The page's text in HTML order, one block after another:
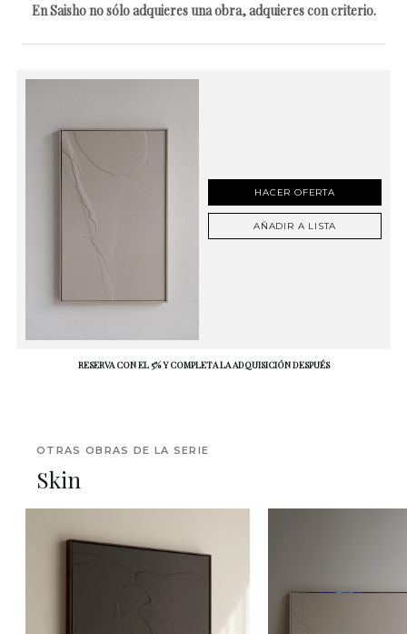
En Saisho no sólo adquieres una obra, adquieres con criterio.
HACER OFERTA
AÑADIR A LISTA
RESERVA CON EL 5% Y COMPLETA LA ADQUISICIÓN DESPUÉS
OTRAS OBRAS DE LA SERIE
Skin